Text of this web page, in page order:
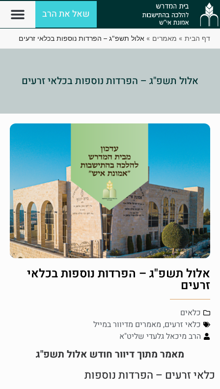
שאל את הרב
דף הבית » מאמרים » אלול תשפ"ג – הפרדות נוספות בכלאי זרעים
אלול תשפ"ג – הפרדות נוספות בכלאי זרעים
אלול תשפ"ג – הפרדות נוספות בכלאי
זרעים
כלאים
כלאי זרעים, מאמרים מדיוור במייל
הרב מיכאל גלעדי שליט"א
מאמר מתוך דיוור חודש אלול תשפ"ג
כלאי זרעים – הפרדות נוספות